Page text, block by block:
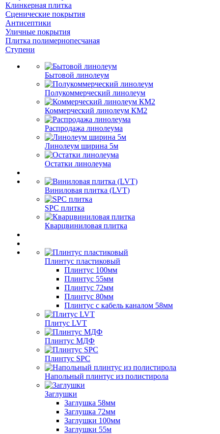
Клинкерная плитка
Сценические покрытия
Антисептики
Уличные покрытия
Плитка полимернопесчаная
Ступени
Бытовой линолеум
Полукоммерческий линолеум
Коммерческий линолеум КМ2
Распродажа линолеума
Линолеум ширина 5м
Остатки линолеума
Виниловая плитка (LVT)
SPC плитка
Кварцвиниловая плитка
Плинтус пластиковый
Плинтус 100мм
Плинтус 55мм
Плинтус 72мм
Плинтус 80мм
Плинтус с кабель каналом 58мм
Плитус LVT
Плинтус МДФ
Плинтус SPC
Напольный плинтус из полистирола
Заглушки
Заглушка 58мм
Заглушка 72мм
Заглушки 100мм
Заглушки 55м